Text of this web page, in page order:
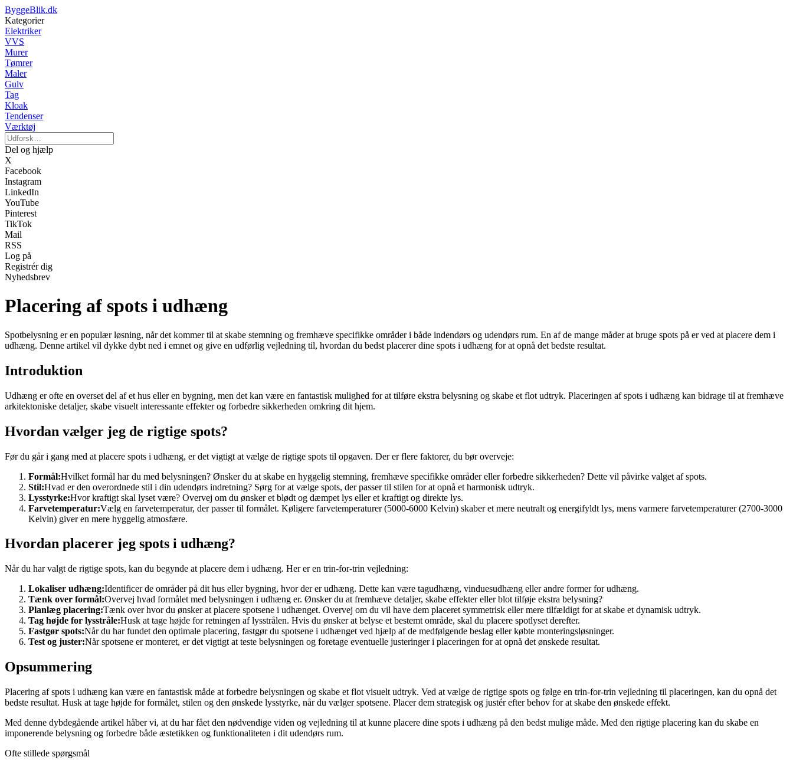
ByggeBlik.dk
Kategorier
Elektriker
VVS
Murer
Tømrer
Maler
Gulv
Tag
Kloak
Tendenser
Værktøj
Del og hjælp
X
Facebook
Instagram
LinkedIn
YouTube
Pinterest
TikTok
Mail
RSS
Log på
Registrér dig
Nyhedsbrev
Placering af spots i udhæng
Spotbelysning er en populær løsning, når det kommer til at skabe stemning og fremhæve specifikke områder i både indendørs og udendørs rum. En af de mange måder at bruge spots på er ved at placere dem i
udhæng. Denne artikel vil dykke dybt ned i emnet og give en udførlig vejledning til, hvordan du bedst placerer dine spots i udhæng for at opnå det bedste resultat.
Introduktion
Udhæng er ofte en overset del af et hus eller en bygning, men det kan være en fantastisk mulighed for at tilføre ekstra belysning og skabe et flot udtryk. Placeringen af spots i udhæng kan bidrage til at fremhæve
arkitektoniske detaljer, skabe visuelt interessante effekter og forbedre sikkerheden omkring dit hjem.
Hvordan vælger jeg de rigtige spots?
Før du går i gang med at placere spots i udhæng, er det vigtigt at vælge de rigtige spots til opgaven. Der er flere faktorer, du bør overveje:
Formål:Hvilket formål har du med belysningen? Ønsker du at skabe en hyggelig stemning, fremhæve specifikke områder eller forbedre sikkerheden? Dette vil påvirke valget af spots.
Stil:Hvad er den overordnede stil i din udendørs indretning? Sørg for at vælge spots, der passer til stilen for at opnå et harmonisk udtryk.
Lysstyrke:Hvor kraftigt skal lyset være? Overvej om du ønsker et blødt og dæmpet lys eller et kraftigt og direkte lys.
Farvetemperatur:Vælg en farvetemperatur, der passer til formålet. Køligere farvetemperaturer (5000-6000 Kelvin) skaber et mere neutralt og energifyldt lys, mens varmere farvetemperaturer (2700-3000
Kelvin) giver en mere hyggelig atmosfære.
Hvordan placerer jeg spots i udhæng?
Når du har valgt de rigtige spots, kan du begynde at placere dem i udhæng. Her er en trin-for-trin vejledning:
Lokaliser udhæng:Identificer de områder på dit hus eller bygning, hvor der er udhæng. Dette kan være tagudhæng, vinduesudhæng eller andre former for udhæng.
Tænk over formål:Overvej hvad formålet med belysningen i udhæng er. Ønsker du at fremhæve detaljer, skabe effekter eller blot tilføje ekstra belysning?
Planlæg placering:Tænk over hvor du ønsker at placere spotsene i udhænget. Overvej om du vil have dem placeret symmetrisk eller mere tilfældigt for at skabe et dynamisk udtryk.
Tag højde for lysstråle:Husk at tage højde for retningen af lysstrålen. Hvis du ønsker at belyse et bestemt område, skal du placere spotlyset derefter.
Fastgør spots:Når du har fundet den optimale placering, fastgør du spotsene i udhænget ved hjælp af de medfølgende beslag eller købte monteringsløsninger.
Test og juster:Når spotsene er monteret, er det vigtigt at teste belysningen og foretage eventuelle justeringer i placeringen for at opnå det ønskede resultat.
Opsummering
Placering af spots i udhæng kan være en fantastisk måde at forbedre belysningen og skabe et flot visuelt udtryk. Ved at vælge de rigtige spots og følge en trin-for-trin vejledning til placeringen, kan du opnå det
bedste resultat. Husk at tage højde for formålet, stilen og den ønskede lysstyrke, når du vælger spotsene. Placer dem strategisk og justér efter behov for at skabe den ønskede effekt.
Med denne dybdegående artikel håber vi, at du har fået den nødvendige viden og vejledning til at kunne placere dine spots i udhæng på den bedst mulige måde. Med den rigtige placering kan du skabe en
imponerende belysning og forbedre både æstetikken og funktionaliteten i dit udendørs rum.
Ofte stillede spørgsmål